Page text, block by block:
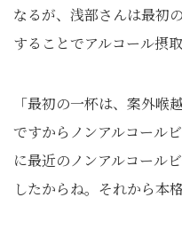
なるが、浅部さんは最初
することでアルコール摂
「最初の一杯は、案外喉
ですからノンアルコール
に最近のノンアルコール
したからね。それから本